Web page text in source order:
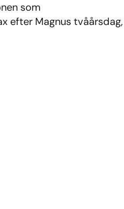
som
efter Magnus tvåårsdag,